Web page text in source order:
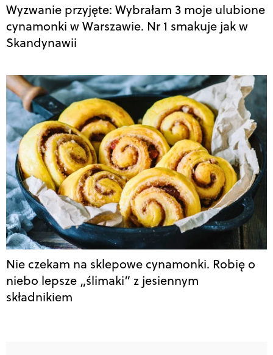
Wyzwanie przyjęte: Wybrałam 3 moje ulubione
cynamonki w Warszawie. Nr 1 smakuje jak w
Skandynawii
Nie czekam na sklepowe cynamonki. Robię o
niebo lepsze „ślimaki” z jesiennym
składnikiem